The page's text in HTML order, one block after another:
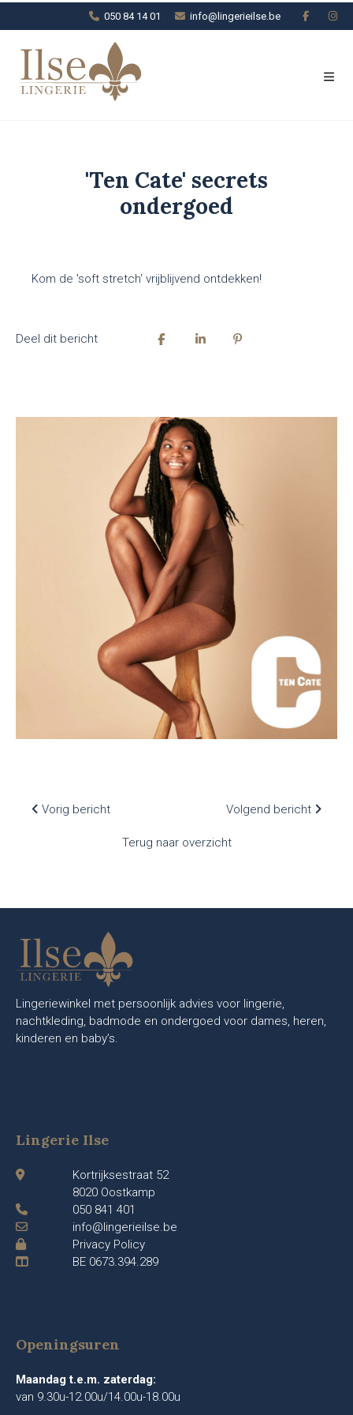
050 84 14 01 info@lingerieilse.be
'Ten Cate' secrets
ondergoed
Kom de 'soft stretch' vrijblijvend ontdekken!
Deel dit bericht
Vorig bericht Volgend bericht
Terug naar overzicht
Lingeriewinkel met persoonlijk advies voor lingerie,
nachtkleding, badmode en ondergoed voor dames, heren,
kinderen en baby’s.
Lingerie Ilse
Kortrijksestraat 52
8020 Oostkamp
050 841 401
info@lingerieilse.be
Privacy Policy
BE 0673.394.289
Openingsuren
Maandag t.e.m. zaterdag:
van 9.30u-12.00u/14.00u-18.00u